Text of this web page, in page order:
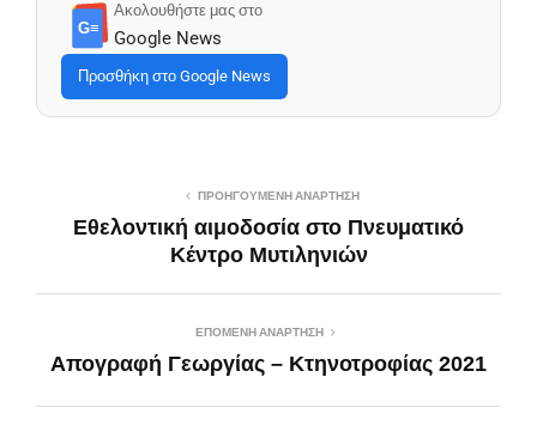
G≡
Ακολουθήστε μας στο
Google News
Προσθήκη στο Google News
ΠΡΟΗΓΟΎΜΕΝΗ ΑΝΆΡΤΗΣΗ
Εθελοντική αιμοδοσία στο Πνευματικό
Κέντρο Μυτιληνιών
ΕΠΌΜΕΝΗ ΑΝΆΡΤΗΣΗ
Απογραφή Γεωργίας – Κτηνοτροφίας 2021